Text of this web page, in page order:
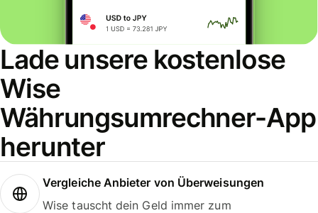
Lade unsere kostenlose
Wise
Währungsumrechner-App
herunter
Vergleiche Anbieter von Überweisungen
Wise tauscht dein Geld immer zum